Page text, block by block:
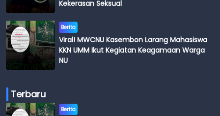
Kekerasan Seksual
Berita
Viral! MWCNU Kasembon Larang Mahasiswa
KKN UMM Ikut Kegiatan Keagamaan Warga
NU
Terbaru
Berita